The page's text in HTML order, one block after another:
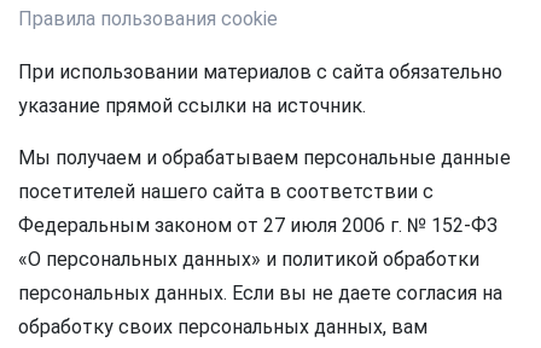
Правила пользования cookie
При использовании материалов с сайта обязательно
указание прямой ссылки на источник.
Мы получаем и обрабатываем персональные данные
посетителей нашего сайта в соответствии с
Федеральным законом от 27 июля 2006 г. № 152-ФЗ
«О персональных данных» и политикой обработки
персональных данных. Если вы не даете согласия на
обработку своих персональных данных, вам